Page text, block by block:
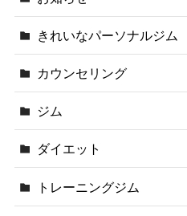
きれいなパーソナルジム
カウンセリング
ジム
ダイエット
トレーニングジム